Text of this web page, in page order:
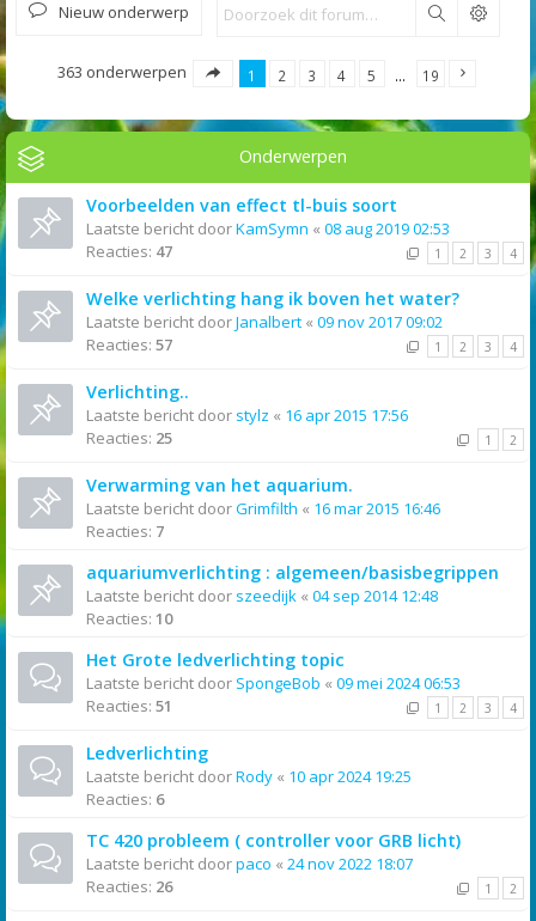
Nieuw onderwerp Zoek
363 onderwerpen 1 2 3 4 5 … 19
Onderwerpen
Voorbeelden van effect tl-buis soort
Laatste bericht doorKamSymn « 08 aug 2019 02:53
Reacties: 47 1 2 3 4
Welke verlichting hang ik boven het water?
Laatste bericht doorJanalbert « 09 nov 2017 09:02
Reacties: 57 1 2 3 4
Verlichting..
Laatste bericht door stylz « 16 apr 2015 17:56
Reacties: 25 1 2
Verwarming van het aquarium.
Laatste bericht doorGrimfilth « 16 mar 2015 16:46
Reacties: 7
aquariumverlichting : algemeen/basisbegrippen
Laatste bericht door szeedijk « 04 sep 2014 12:48
Reacties: 10
Het Grote ledverlichting topic
Laatste bericht door SpongeBob « 09 mei 2024 06:53
Reacties: 51 1 2 3 4
Ledverlichting
Laatste bericht doorRody « 10 apr 2024 19:25
Reacties: 6
TC 420 probleem ( controller voor GRB licht)
Laatste bericht doorpaco « 24 nov 2022 18:07
Reacties: 26 1 2